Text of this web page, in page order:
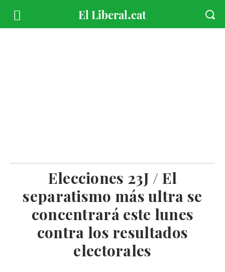
Elecciones 23J / El
separatismo más ultra se
concentrará este lunes
contra los resultados
electorales